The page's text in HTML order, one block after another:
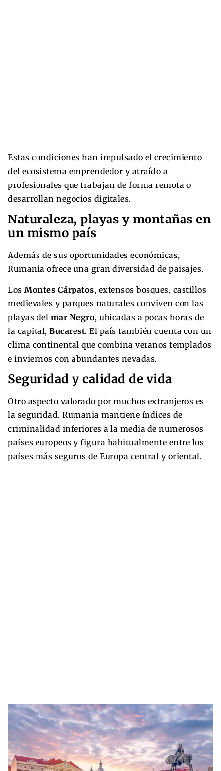
Estas condiciones han impulsado el crecimiento
del ecosistema emprendedor y atraído a
profesionales que trabajan de forma remota o
desarrollan negocios digitales.
Naturaleza, playas y montañas en
un mismo país
Además de sus oportunidades económicas,
Rumania ofrece una gran diversidad de paisajes.
Los Montes Cárpatos, extensos bosques, castillos
medievales y parques naturales conviven con las
playas del mar Negro, ubicadas a pocas horas de
la capital, Bucarest. El país también cuenta con un
clima continental que combina veranos templados
e inviernos con abundantes nevadas.
Seguridad y calidad de vida
Otro aspecto valorado por muchos extranjeros es
la seguridad. Rumania mantiene índices de
criminalidad inferiores a la media de numerosos
países europeos y figura habitualmente entre los
países más seguros de Europa central y oriental.